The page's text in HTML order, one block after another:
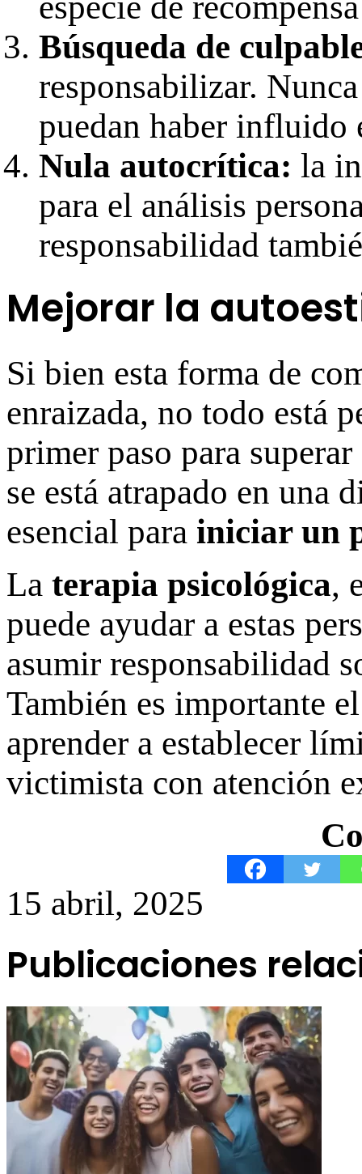
Búsqueda de
responsabilizar.
puedan haber influido
Nula autocrítica: la
para el análisis
responsabilidad
Mejorar la
Si bien esta forma de
enraizada, no todo está
primer paso para
se está atrapado en una
esencial para iniciar un
La terapia psicológica,
puede ayudar a estas
asumir responsabilidad
También es importante
aprender a establecer
victimista con atención
15 abril, 2025
Publicaciones